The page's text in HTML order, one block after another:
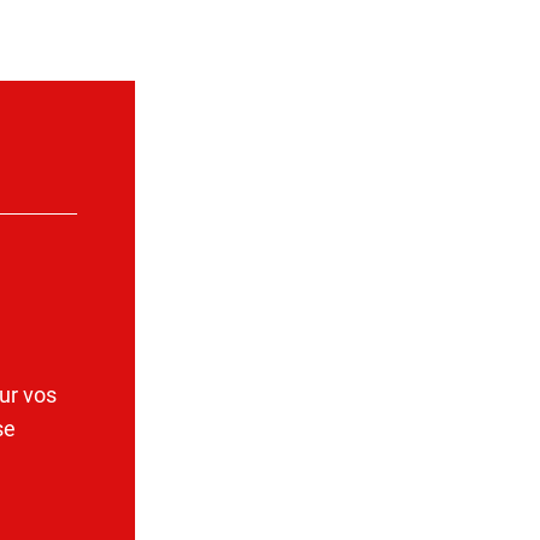
vos